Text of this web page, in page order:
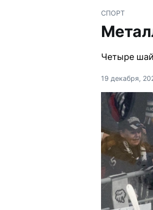
СПОРТ
Четыре
19 декабря,